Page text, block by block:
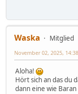
Waska
Mitglied
November 02, 2025,
Aloha!
Hört sich an das du
dann eine wie